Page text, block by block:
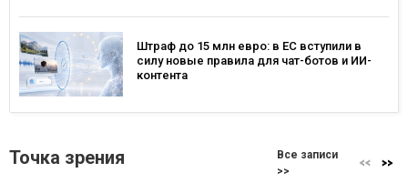
Штраф до 15 млн евро: в ЕС вступили в
силу новые правила для чат-ботов и ИИ-
контента
Точка зрения
Все записи
>>